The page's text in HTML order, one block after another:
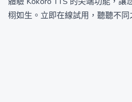
栩如生。立即在線試用，聽聽不同